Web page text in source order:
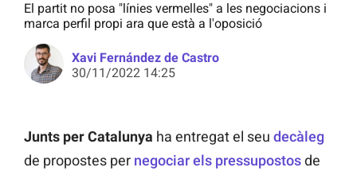
El partit no posa "línies vermelles" a les negociacions i
marca perfil propi ara que està a l'oposició
Xavi Fernández de Castro
30/11/2022 14:25
Junts per Catalunya ha entregat el seu decàleg
de propostes per negociar els pressupostosde